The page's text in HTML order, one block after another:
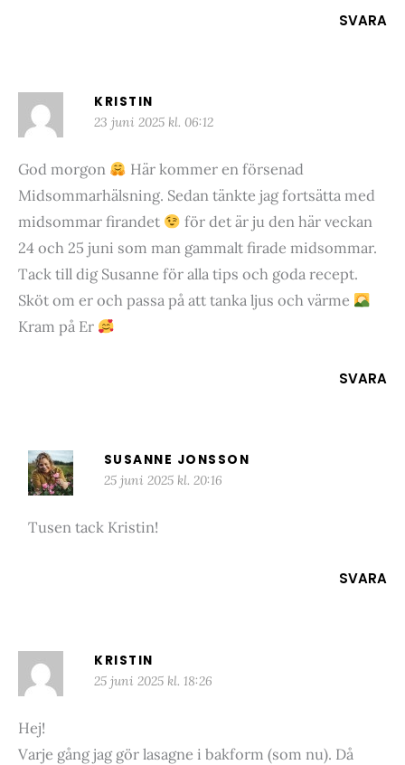
SVARA
KRISTIN
23 juni 2025 kl. 06:12
God morgon
Här kommer en försenad
Midsommarhälsning. Sedan tänkte jag fortsätta med
midsommar firandet
för det är ju den här veckan
24 och 25 juni som man gammalt firade midsommar.
Tack till dig Susanne för alla tips och goda recept.
Sköt om er och passa på att tanka ljus och värme
Kram på Er
SVARA
SUSANNE JONSSON
25 juni 2025 kl. 20:16
Tusen tack Kristin!
SVARA
KRISTIN
25 juni 2025 kl. 18:26
Hej!
Varje gång jag gör lasagne i bakform (som nu). Då